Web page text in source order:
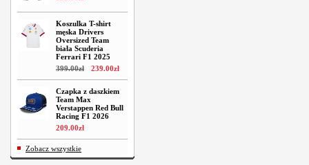
Koszulka T-shirt
męska Drivers
Oversized Team
biała Scuderia
Ferrari F1 2025
399.00zł 239.00zł
Czapka z daszkiem
Team Max
Verstappen Red Bull
Racing F1 2026
209.00zł
Zobacz wszystkie